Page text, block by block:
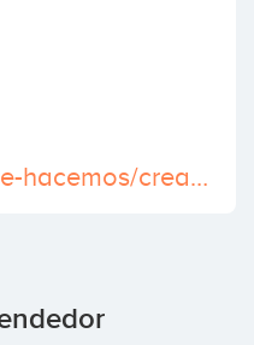
http://www.cein.es/que-hacemos/creacion-de-empresas/accion-impulso-emprendedor/